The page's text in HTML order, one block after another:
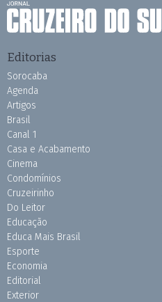
Editorias
Sorocaba
Agenda
Artigos
Brasil
Canal 1
Casa e Acabamento
Cinema
Condomínios
Cruzeirinho
Do Leitor
Educação
Educa Mais Brasil
Esporte
Economia
Editorial
Exterior